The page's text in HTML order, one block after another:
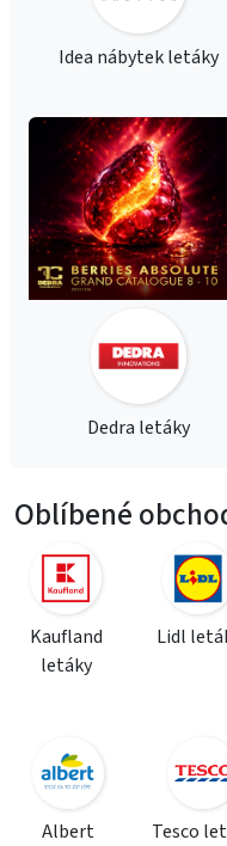
Idea nábytek letáky
Dedra letáky
Oblíbené
Kaufland
letáky
Lidl
Albert
Tesco